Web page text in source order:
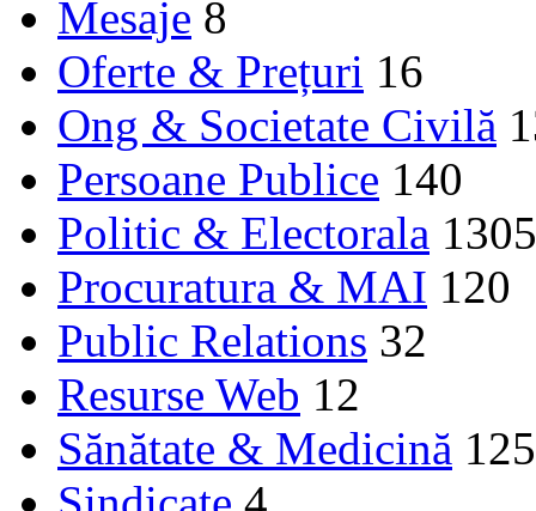
Mesaje 8
Oferte & Prețuri 16
Ong & Societate Civilă
Persoane Publice 140
Politic & Electorala 1305
Procuratura & MAI 120
Public Relations 32
Resurse Web 12
Sănătate & Medicină 125